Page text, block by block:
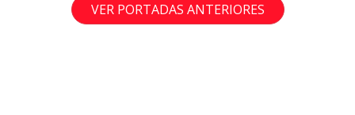
VER PORTADAS ANTERIORES